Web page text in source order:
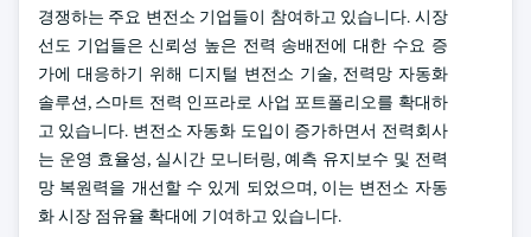
경쟁하는 주요 변전소 기업들이 참여하고 있습니다. 시장
선도 기업들은 신뢰성 높은 전력 송배전에 대한 수요 증
가에 대응하기 위해 디지털 변전소 기술, 전력망 자동화
솔루션, 스마트 전력 인프라로 사업 포트폴리오를 확대하
고 있습니다. 변전소 자동화 도입이 증가하면서 전력회사
는 운영 효율성, 실시간 모니터링, 예측 유지보수 및 전력
망 복원력을 개선할 수 있게 되었으며, 이는 변전소 자동
화 시장 점유율 확대에 기여하고 있습니다.